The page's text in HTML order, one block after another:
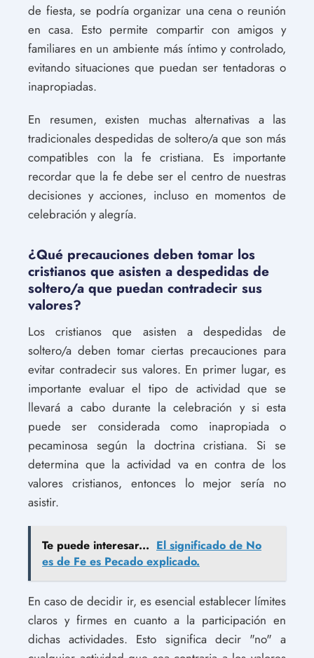
de fiesta, se podría organizar una cena o reunión
en casa. Esto permite compartir con amigos y
familiares en un ambiente más íntimo y controlado,
evitando situaciones que puedan ser tentadoras o
inapropiadas.
En resumen, existen muchas alternativas a las
tradicionales despedidas de soltero/a que son más
compatibles con la fe cristiana. Es importante
recordar que la fe debe ser el centro de nuestras
decisiones y acciones, incluso en momentos de
celebración y alegría.
¿Qué precauciones deben tomar los
cristianos que asisten a despedidas de
soltero/a que puedan contradecir sus
valores?
Los cristianos que asisten a despedidas de
soltero/a deben tomar ciertas precauciones para
evitar contradecir sus valores. En primer lugar, es
importante evaluar el tipo de actividad que se
llevará a cabo durante la celebración y si esta
puede ser considerada como inapropiada o
pecaminosa según la doctrina cristiana. Si se
determina que la actividad va en contra de los
valores cristianos, entonces lo mejor sería no
asistir.
Te puede interesar... El significado de No
es de Fe es Pecado explicado.
En caso de decidir ir, es esencial establecer límites
claros y firmes en cuanto a la participación en
dichas actividades. Esto significa decir "no" a